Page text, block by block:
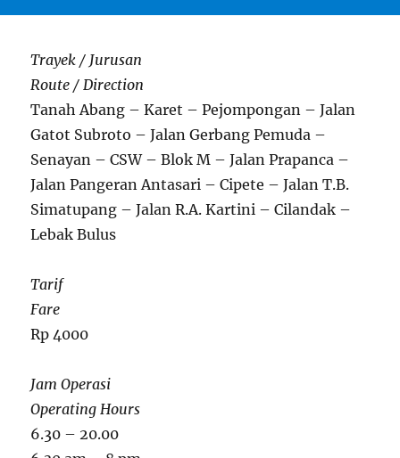
Trayek / Jurusan
Route / Direction
Tanah Abang – Karet – Pejompongan – Jalan
Gatot Subroto – Jalan Gerbang Pemuda –
Senayan – CSW – Blok M – Jalan Prapanca –
Jalan Pangeran Antasari – Cipete – Jalan T.B.
Simatupang – Jalan R.A. Kartini – Cilandak –
Lebak Bulus
Tarif
Fare
Rp 4000
Jam Operasi
Operating Hours
6.30 – 20.00